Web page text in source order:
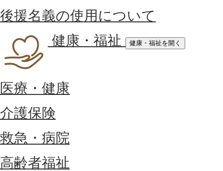
後援名義の使用について
健康・福祉
健康・福祉を開く
医療・健康
介護保険
救急・病院
高齢者福祉